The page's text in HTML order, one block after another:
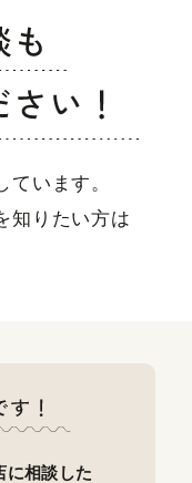
います。
知りたい方は
に相談した